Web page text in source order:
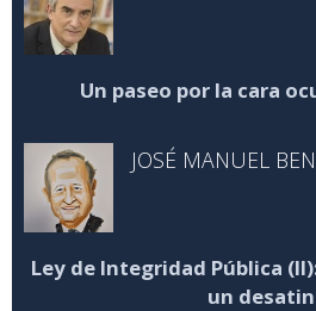
Un paseo por la cara
JOSÉ MANUEL
Ley de Integridad Pública
un